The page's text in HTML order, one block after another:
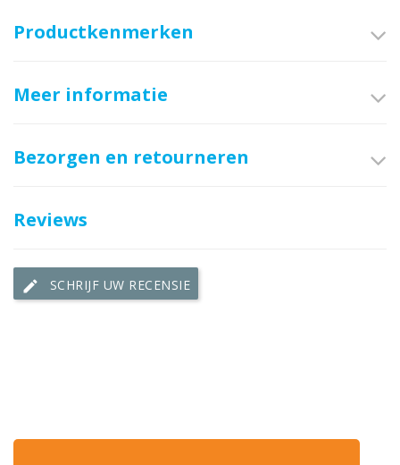
Productkenmerken
Meer informatie
Bezorgen en retourneren
Reviews
edit SCHRIJF UW RECENSIE